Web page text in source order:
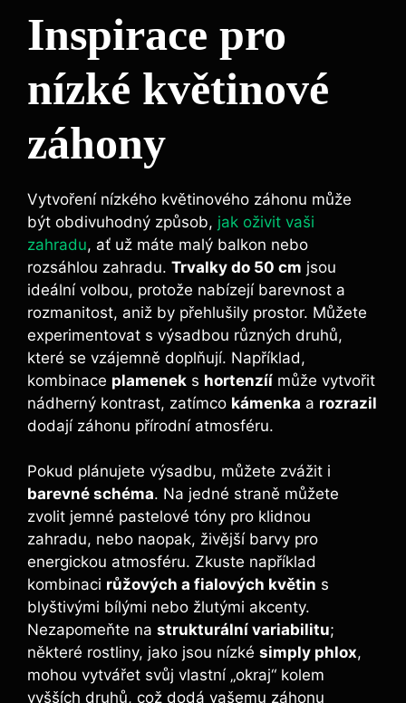
Inspirace pro
nízké květinové
záhony
Vytvoření nízkého květinového záhonu může
být obdivuhodný způsob, jak oživit vaši
zahradu, ať už máte malý balkon nebo
rozsáhlou zahradu. Trvalky do 50 cm jsou
ideální volbou, protože nabízejí barevnost a
rozmanitost, aniž by přehlušily prostor. Můžete
experimentovat s výsadbou různých druhů,
které se vzájemně doplňují. Například,
kombinace plamenek s hortenzíí může vytvořit
nádherný kontrast, zatímco kámenka a rozrazil
dodají záhonu přírodní atmosféru.
Pokud plánujete výsadbu, můžete zvážit i
barevné schéma. Na jedné straně můžete
zvolit jemné pastelové tóny pro klidnou
zahradu, nebo naopak, živější barvy pro
energickou atmosféru. Zkuste například
kombinaci růžových a fialových květin s
blyštivými bílými nebo žlutými akcenty.
Nezapomeňte na strukturální variabilitu;
některé rostliny, jako jsou nízké simply phlox,
mohou vytvářet svůj vlastní „okraj“ kolem
vyšších druhů, což dodá vašemu záhonu